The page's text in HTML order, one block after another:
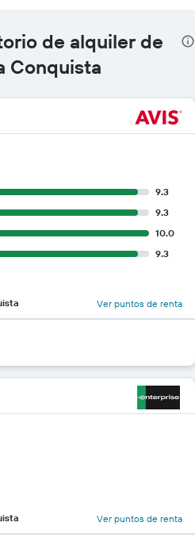
de alquiler de
Conquista
9.3
9.3
10.0
9.3
Ver puntos de renta
Ver puntos de renta